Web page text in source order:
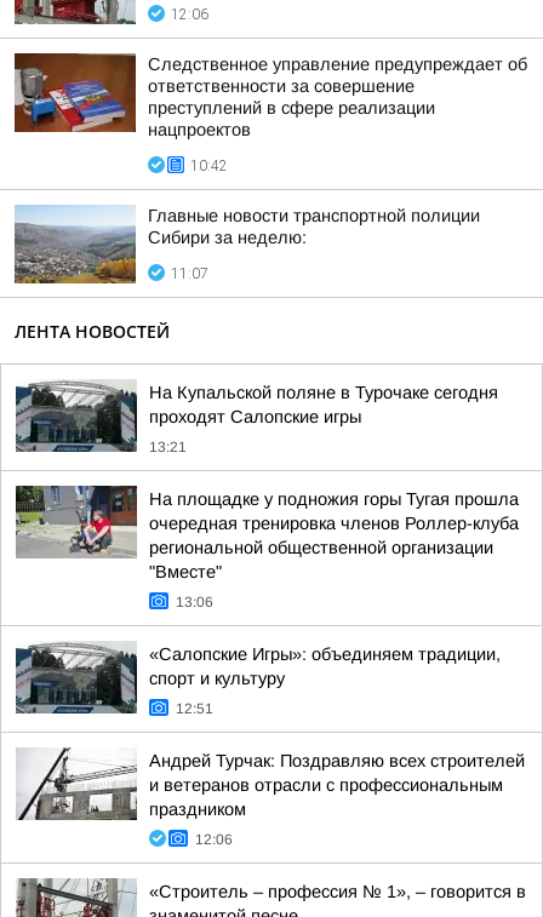
12:06
Следственное управление предупреждает об
ответственности за совершение
преступлений в сфере реализации
нацпроектов
10:42
Главные новости транспортной полиции
Сибири за неделю:
11:07
ЛЕНТА НОВОСТЕЙ
На Купальской поляне в Турочаке сегодня
проходят Салопские игры
13:21
На площадке у подножия горы Тугая прошла
очередная тренировка членов Роллер-клуба
региональной общественной организации
"Вместе"
13:06
«Салопские Игры»: объединяем традиции,
спорт и культуру
12:51
Андрей Турчак: Поздравляю всех строителей
и ветеранов отрасли с профессиональным
праздником
12:06
«Строитель – профессия № 1», – говорится в